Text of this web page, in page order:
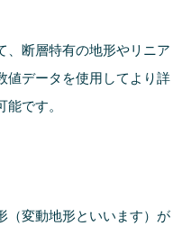
、断層特有の地形やリニア
値データを使用してより詳
です。
（変動地形といいます）が